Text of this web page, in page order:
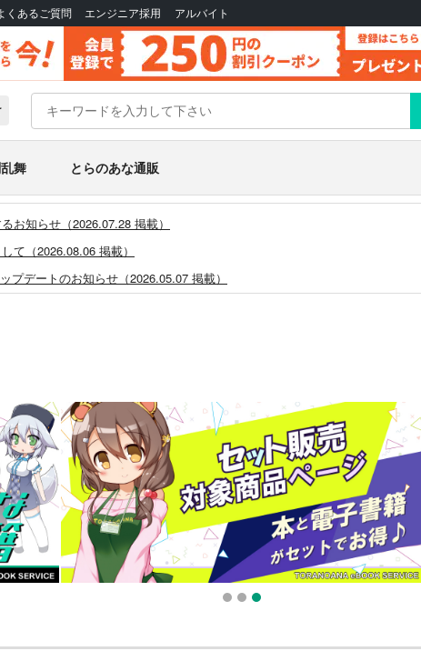
くあるご質問 エンジニア採用 アルバイト
舞 とらのあな通販
お知らせ（2026.07.28 掲載）
て（2026.08.06 掲載）
プデートのお知らせ（2026.05.07 掲載）
様の利用再開のお知らせ（2026.02.05 掲載）
通販店頭受取サービス開始のお知らせ（2026.01.05 更新｜2025.12.30 掲載）
更新｜2025.08.01 掲載）
2024.11.20 掲載）
1 2 3